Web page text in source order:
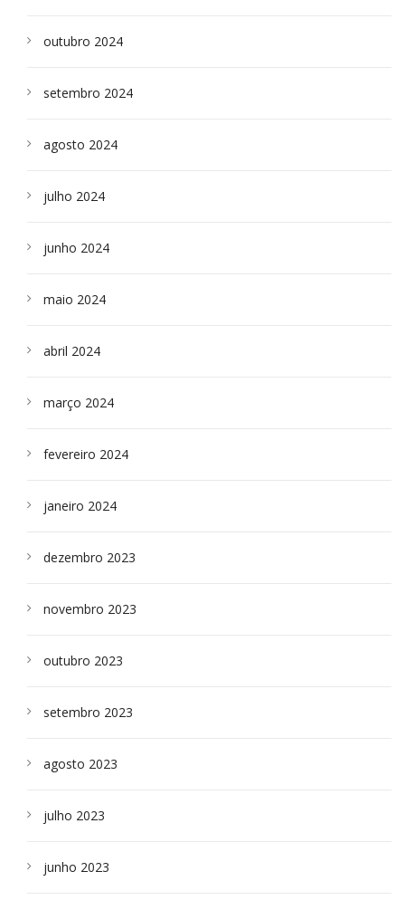
outubro 2024
setembro 2024
agosto 2024
julho 2024
junho 2024
maio 2024
abril 2024
março 2024
fevereiro 2024
janeiro 2024
dezembro 2023
novembro 2023
outubro 2023
setembro 2023
agosto 2023
julho 2023
junho 2023